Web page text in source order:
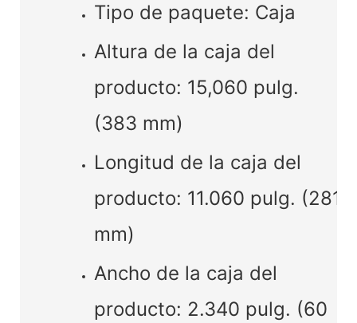
Tipo de paquete: Caja
Altura de la caja del
producto: 15,060 pulg.
(383 mm)
Longitud de la caja del
producto: 11.060 pulg. (281
mm)
Ancho de la caja del
producto: 2.340 pulg. (60